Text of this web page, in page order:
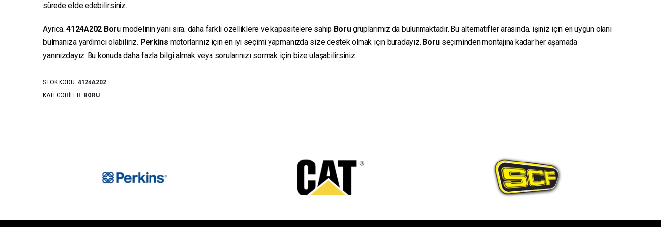
sürede elde edebilirsiniz.
Ayrıca,4124A202 Boru modelinin yanı sıra, daha farklı özelliklere ve kapasitelere sahip Borugruplarımız da bulunmaktadır. Bu alternatifler arasında, işiniz için en uygun olanı
bulmanıza yardımcı olabiliriz. Perkins motorlarınız için en iyi seçimi yapmanızda size destek olmak için buradayız. Boru seçiminden montajına kadar her aşamada
yanınızdayız. Bu konuda daha fazla bilgi almak veya sorularınızı sormak için bize ulaşabilirsiniz.
STOK KODU: 4124A202
KATEGORILER: BORU